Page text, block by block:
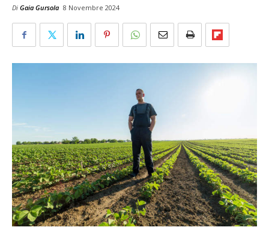
Di Gaia Gursola 8 Novembre 2024